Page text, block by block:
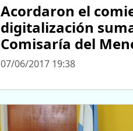
Acordaron el
digitalización
Comisaría del
07/06/2017 19:38